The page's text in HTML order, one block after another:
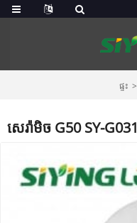
ផ្ទះ
សេរ៉ាមិច G50 SY-G031